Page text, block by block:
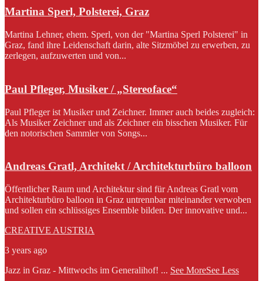
Martina Sperl, Polsterei, Graz
Martina Lehner, ehem. Sperl, von der "Martina Sperl Polsterei" in
Graz, fand ihre Leidenschaft darin, alte Sitzmöbel zu erwerben, zu
zerlegen, aufzuwerten und von...
Paul Pfleger, Musiker / „Stereoface“
Paul Pfleger ist Musiker und Zeichner. Immer auch beides zugleich:
Als Musiker Zeichner und als Zeichner ein bisschen Musiker. Für
den notorischen Sammler von Songs...
Andreas Gratl, Architekt / Architekturbüro balloon
Öffentlicher Raum und Architektur sind für Andreas Gratl vom
Architekturbüro balloon in Graz untrennbar miteinander verwoben
und sollen ein schlüssiges Ensemble bilden. Der innovative und...
CREATIVE AUSTRIA
3 years ago
Jazz in Graz - Mittwochs im Generalihof! ... See MoreSee Less